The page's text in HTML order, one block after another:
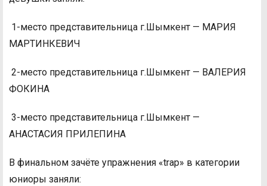
1-место представительница г.Шымкент — МАРИЯ
МАРТИНКЕВИЧ
2-место представительница г.Шымкент — ВАЛЕРИЯ
ФОКИНА
3-место представительница г.Шымкент —
АНАСТАСИЯ ПРИЛЕПИНА
В финальном зачёте упражнения «trap» в категории
юниоры заняли: